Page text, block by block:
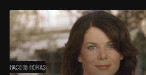
HACE 16 HORAS